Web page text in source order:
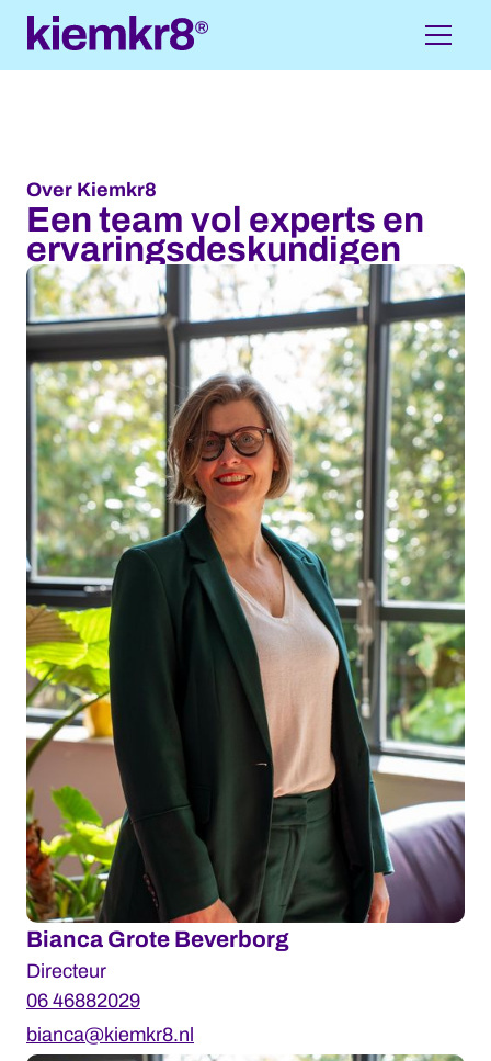
Over Kiemkr8
Een team vol experts en
ervaringsdeskundigen
Bianca Grote Beverborg
Directeur
06 46882029
bianca@kiemkr8.nl